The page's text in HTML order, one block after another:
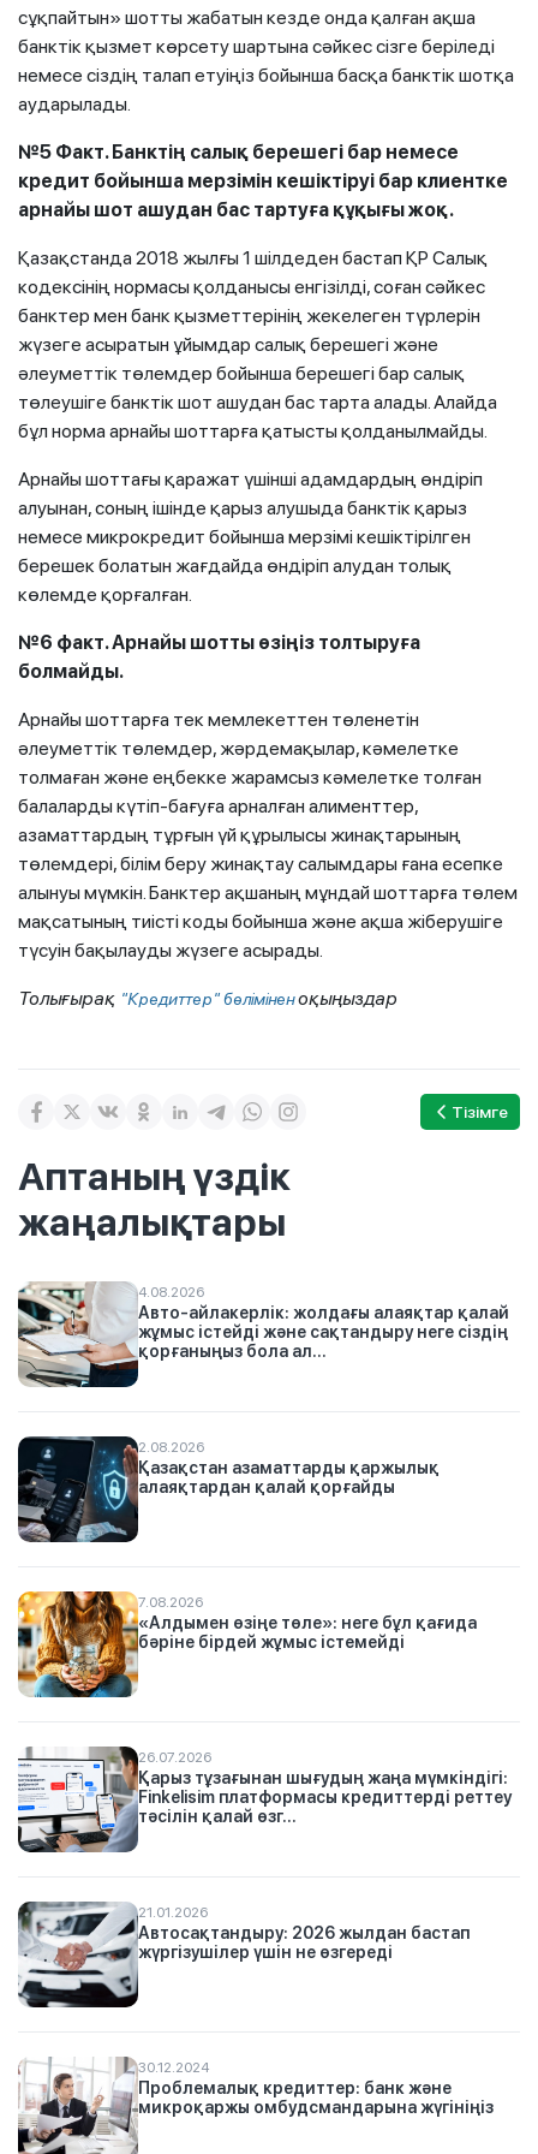
сұқпайтын» шотты жабатын кезде онда қалған ақша
банктік қызмет көрсету шартына сәйкес сізге беріледі
немесе сіздің талап етуіңіз бойынша басқа банктік шотқа
аударылады.
№5 Факт. Банктің салық берешегі бар немесе
кредит бойынша мерзімін кешіктіруі бар клиентке
арнайы шот ашудан бас тартуға құқығы жоқ.
Қазақстанда 2018 жылғы 1 шілдеден бастап ҚР Салық
кодексінің нормасы қолданысы енгізілді, соған сәйкес
банктер мен банк қызметтерінің жекелеген түрлерін
жүзеге асыратын ұйымдар салық берешегі және
әлеуметтік төлемдер бойынша берешегі бар салық
төлеушіге банктік шот ашудан бас тарта алады. Алайда
бұл норма арнайы шоттарға қатысты қолданылмайды.
Арнайы шоттағы қаражат үшінші адамдардың өндіріп
алуынан, соның ішінде қарыз алушыда банктік қарыз
немесе микрокредит бойынша мерзімі кешіктірілген
берешек болатын жағдайда өндіріп алудан толық
көлемде қорғалған.
№6 факт. Арнайы шотты өзіңіз толтыруға
болмайды.
Арнайы шоттарға тек мемлекеттен төленетін
әлеуметтік төлемдер, жәрдемақылар, кәмелетке
толмаған және еңбекке жарамсыз кәмелетке толған
балаларды күтіп-бағуға арналған алименттер,
азаматтардың тұрғын үй құрылысы жинақтарының
төлемдері, білім беру жинақтау салымдары ғана есепке
алынуы мүмкін. Банктер ақшаның мұндай шоттарға төлем
мақсатының тиісті коды бойынша және ақша жіберушіге
түсуін бақылауды жүзеге асырады.
Толығырақ "Кредиттер" бөліміненоқыңыздар
Тізімге
Аптаның үздік
жаңалықтары
4.08.2026
Авто-айлакерлік: жолдағы алаяқтар қалай
жұмыс істейді және сақтандыру неге сіздің
қорғаныңыз бола ал...
2.08.2026
Қазақстан азаматтарды қаржылық
алаяқтардан қалай қорғайды
7.08.2026
«Алдымен өзіңе төле»: неге бұл қағида
бәріне бірдей жұмыс істемейді
26.07.2026
Қарыз тұзағынан шығудың жаңа мүмкіндігі:
Finkelisim платформасы кредиттерді реттеу
тәсілін қалай өзг...
21.01.2026
Автосақтандыру: 2026 жылдан бастап
жүргізушілер үшін не өзгереді
30.12.2024
Проблемалық кредиттер: банк және
микроқаржы омбудсмандарына жүгініңіз